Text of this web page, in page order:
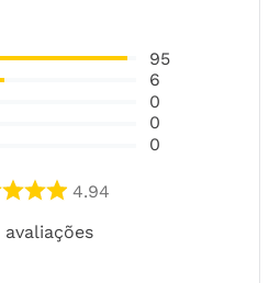
95
6
0
0
0
4.94
avaliações